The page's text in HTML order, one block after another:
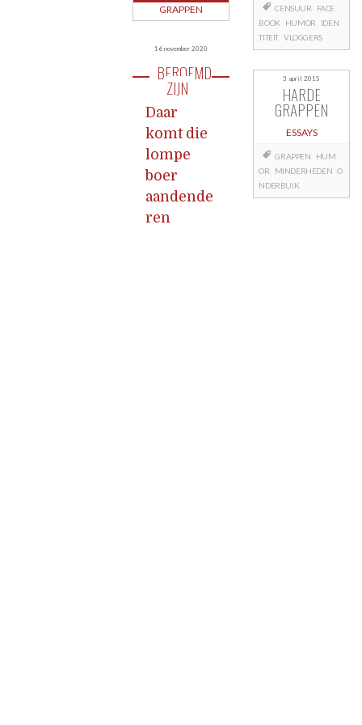
GRAPPEN
16 november 2020
BEROEMD
ZIJN
Daar
komt die
lompe
boer
aandende
ren
CENSUUR
FACE
BOOK
HUMOR
IDEN
TITEIT VLOGGERS
3 april 2015
HARDE
GRAPPEN
ESSAYS
GRAPPEN
HUM
OR
MINDERHEDEN O
NDERBUIK